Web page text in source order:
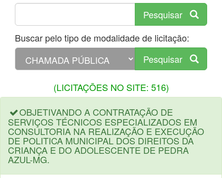
Pesquisar
Buscar pelo tipo de modalidade de licitação:
Pesquisar
(LICITAÇÕES NO SITE: 516)
OBJETIVANDO A CONTRATAÇÃO DE
SERVIÇOS TÉCNICOS ESPECIALIZADOS EM
CONSULTORIA NA REALIZAÇÃO E EXECUÇÃO
DE POLITICA MUNICIPAL DOS DIREITOS DA
CRIANÇA E DO ADOLESCENTE DE PEDRA
AZUL-MG.